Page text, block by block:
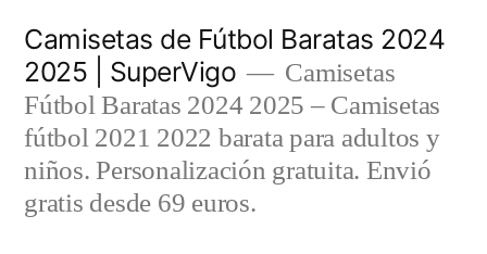
contenido
Camisetas de Fútbol Baratas 2024
2025 | SuperVigo
Camisetas
Fútbol Baratas 2024 2025 – Camisetas
fútbol 2021 2022 barata para adultos y
niños. Personalización gratuita. Envió
gratis desde 69 euros.